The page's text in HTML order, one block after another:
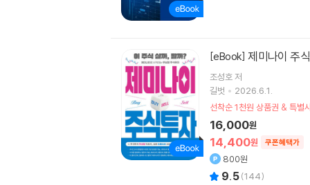
[eBook] 제미나이 주
조성호저
길벗
2026.6.1.
선착순 1천원 상품권 & 특별
14,400원 쿠폰혜택가
16,000원
800원
9.5(144)